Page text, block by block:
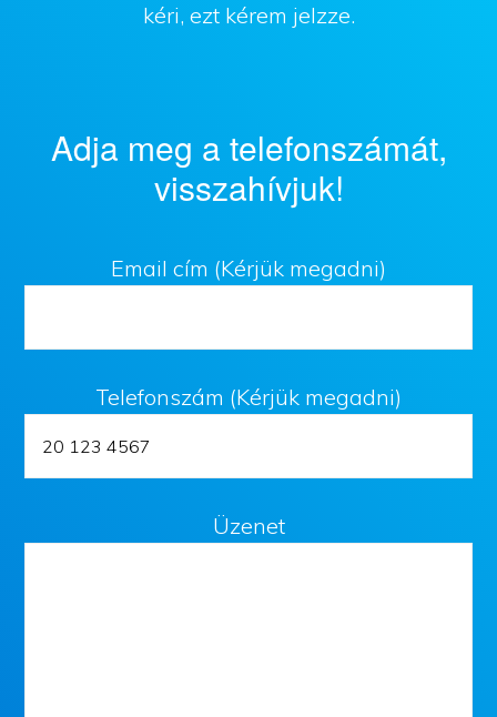
kéri, ezt kérem jelzze.
Adja meg a telefonszámát,
visszahívjuk!
Email cím (Kérjük megadni)
Telefonszám (Kérjük megadni)
Üzenet